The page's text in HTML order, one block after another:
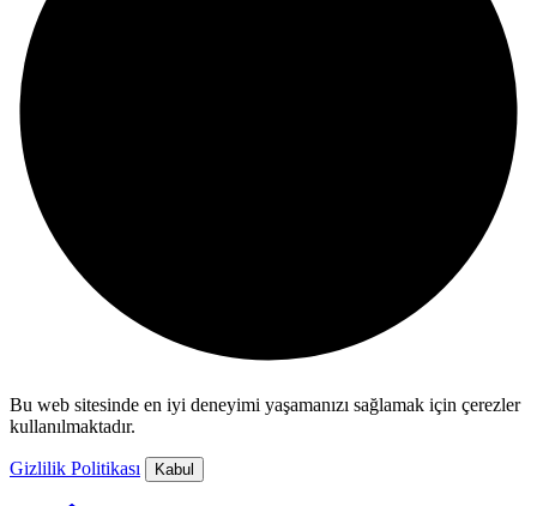
Bu web sitesinde en iyi deneyimi yaşamanızı sağlamak için çerezler
kullanılmaktadır.
Gizlilik Politikası Kabul